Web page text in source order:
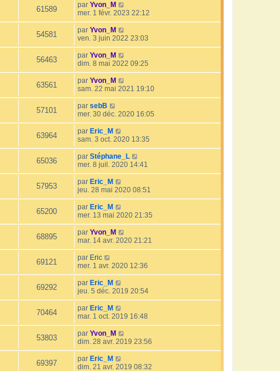
61589 par Yvon_M
mer. 1 févr. 2023 22:12
54581 par Yvon_M
ven. 3 juin 2022 23:03
56463 par Yvon_M
dim. 8 mai 2022 09:25
63561 par Yvon_M
sam. 22 mai 2021 19:10
57101 par sebB
mer. 30 déc. 2020 16:05
63964 par Eric_M
sam. 3 oct. 2020 13:35
65036 par Stéphane_L
mer. 8 juil. 2020 14:41
57953 par Eric_M
jeu. 28 mai 2020 08:51
65200 par Eric_M
mer. 13 mai 2020 21:35
68895 par Yvon_M
mar. 14 avr. 2020 21:21
69121 par Eric
mer. 1 avr. 2020 12:36
69292 par Eric_M
jeu. 5 déc. 2019 20:54
70464 par Eric_M
mar. 1 oct. 2019 16:48
53803 par Yvon_M
dim. 28 avr. 2019 23:56
69397 par Eric_M
dim. 21 avr. 2019 08:32